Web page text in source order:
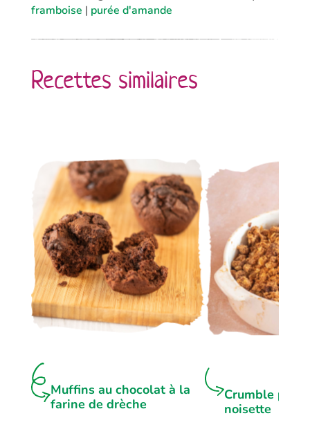
framboise | purée d'amande
Recettes similaires
Muffins au chocolat à la
farine de drèche
Crumble
noisette